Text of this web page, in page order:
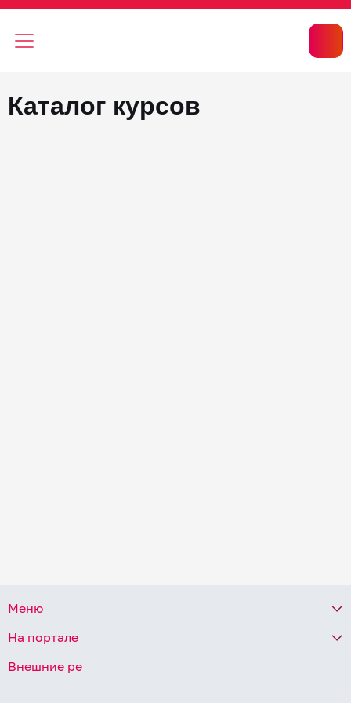
Каталог курсов
Меню
На портале
Внешние ре